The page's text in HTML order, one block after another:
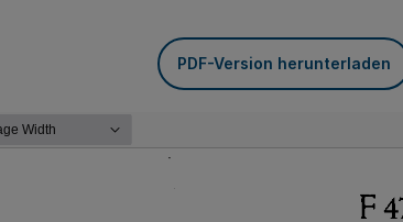
PDF-Version herunterladen